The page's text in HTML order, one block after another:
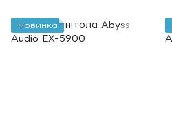
Новинка